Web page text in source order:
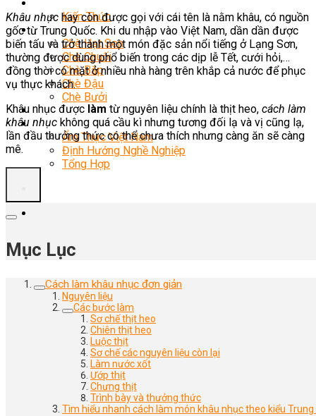
Kiến Thức
Học Nấu Chè
Chè Hạt Sen
Chè Chuối
Chè Bắp
Chè Đậu
Chè Bưởi
Món Ngon Mỗi Ngày
Tin Tức
Ẩm Thực Việt Nam
Định Hướng Nghề Nghiệp
Tổng Hợp
Khâu nhục hay còn được gọi với cái tên là nằm khâu, có nguồn
gốc từ Trung Quốc. Khi du nhập vào Việt Nam, dần dần được
biến tấu và trở thành một món đặc sản nổi tiếng ở Lạng Sơn,
thường được dùng phổ biến trong các dịp lễ Tết, cưới hỏi,…
đồng thời có mặt ở nhiều nhà hàng trên khắp cả nước để phục
vụ thực khách.
Khâu nhục được làm từ nguyên liệu chính là thịt heo, cách làm
khâu nhục không quá cầu kì nhưng tương đối lạ và vị cũng lạ,
lần đầu thưởng thức có thể chưa thích nhưng càng ăn sẽ càng
mê.
Mục Lục
Cách làm khâu nhục đơn giản
Nguyên liệu
Các bước làm
Sơ chế thịt heo
Chiên thịt heo
Luộc thịt
Sơ chế các nguyên liệu còn lại
Làm nước xốt
Ướp thịt
Chưng thịt
Trình bày và thưởng thức
Tìm hiểu nhanh cách làm món khâu nhục theo kiểu Trung